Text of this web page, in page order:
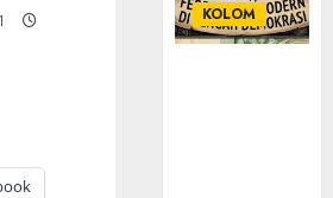
KOLOM